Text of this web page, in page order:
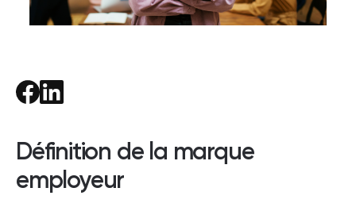
Définition de la marque
employeur